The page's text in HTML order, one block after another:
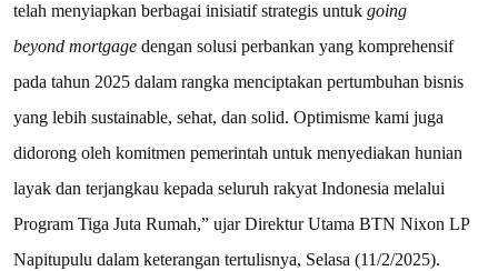
telah menyiapkan berbagai inisiatif strategis untuk going
beyond mortgage dengan solusi perbankan yang komprehensif
pada tahun 2025 dalam rangka menciptakan pertumbuhan bisnis
yang lebih sustainable, sehat, dan solid. Optimisme kami juga
didorong oleh komitmen pemerintah untuk menyediakan hunian
layak dan terjangkau kepada seluruh rakyat Indonesia melalui
Program Tiga Juta Rumah,” ujar Direktur Utama BTN Nixon LP
Napitupulu dalam keterangan tertulisnya, Selasa (11/2/2025).